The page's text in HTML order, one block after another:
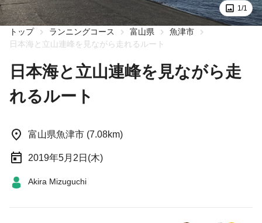
1/1
トップ ランニングコース 富山県
魚津市
日本海と立山連峰を見ながら走れるルート
日本海と立山連峰を見ながら走
れるルート
富山県魚津市 (7.08km)
2019年5月2日(木)
Akira Mizuguchi